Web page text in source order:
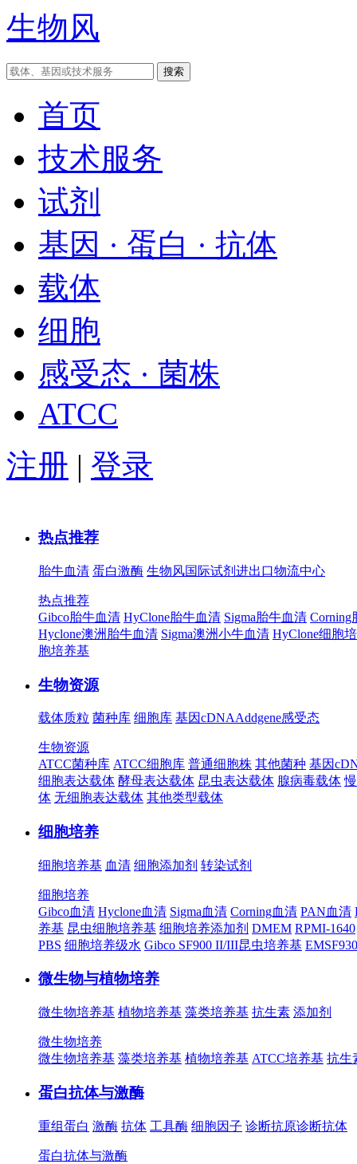
生物风
首页
技术服务
试剂
基因 · 蛋白 · 抗体
载体
细胞
感受态 · 菌株
ATCC
注册 | 登录
热点推荐
胎牛血清 蛋白激酶 生物风国际试剂进出口物流中心
热点推荐
Gibco胎牛血清 HyClone胎牛血清 Sigma胎牛血清 Corning
Hyclone澳洲胎牛血清 Sigma澳洲小牛血清 HyClone细胞
胞培养基
生物资源
载体质粒 菌种库 细胞库 基因cDNAAddgene感受态
生物资源
ATCC菌种库 ATCC细胞库 普通细胞株 其他菌种 基因
细胞表达载体 酵母表达载体 昆虫表达载体 腺病毒载体
体 无细胞表达载体 其他类型载体
细胞培养
细胞培养基 血清 细胞添加剂 转染试剂
细胞培养
Gibco血清 Hyclone血清 Sigma血清 Corning血清 PAN血清
养基 昆虫细胞培养基 细胞培养添加剂 DMEM RPMI-1640
PBS 细胞培养级水 Gibco SF900 II/III昆虫培养基
微生物与植物培养
微生物培养基 植物培养基 藻类培养基 抗生素 添加剂
微生物培养
微生物培养基 藻类培养基 植物培养基 ATCC培养基 抗生
蛋白抗体与激酶
重组蛋白 激酶 抗体 工具酶 细胞因子 诊断抗原诊断抗体
蛋白抗体与激酶